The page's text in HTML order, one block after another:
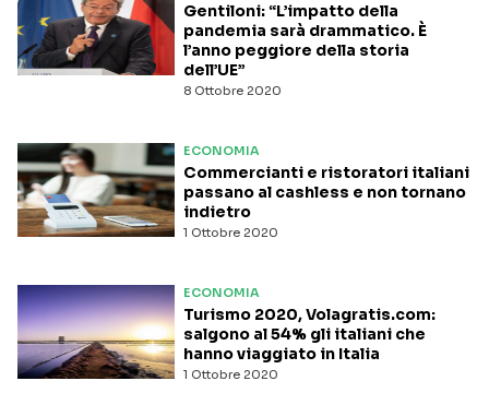
8 Ottobre 2020
Gentiloni: “L’impatto della
pandemia sarà drammatico. È
l’anno peggiore della storia
dell’UE”
ECONOMIA
1 Ottobre 2020
Commercianti e ristoratori italiani
passano al cashless e non tornano
indietro
ECONOMIA
1 Ottobre 2020
Turismo 2020, Volagratis.com:
salgono al 54% gli italiani che
hanno viaggiato in Italia